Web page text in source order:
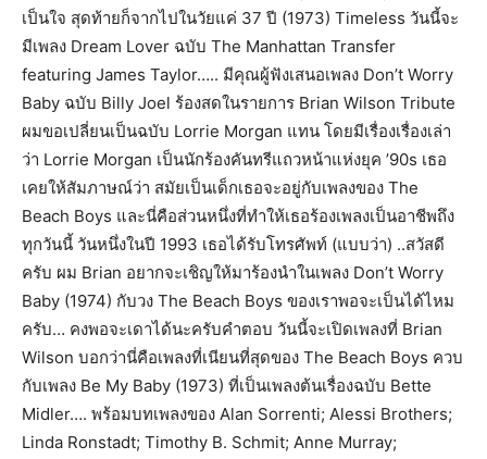
เป็นใจ สุดท้ายก็จากไปในวัยแค่ 37 ปี (1973) Timeless วันนี้จะ
มีเพลง Dream Lover ฉบับ The Manhattan Transfer
featuring James Taylor….. มีคุณผู้ฟังเสนอเพลง Don’t Worry
Baby ฉบับ Billy Joel ร้องสดในรายการ Brian Wilson Tribute
ผมขอเปลี่ยนเป็นฉบับ Lorrie Morgan แทน โดยมีเรื่องเรื่องเล่า
ว่า Lorrie Morgan เป็นนักร้องคันทรีแถวหน้าแห่งยุค ’90s เธอ
เคยให้สัมภาษณ์ว่า สมัยเป็นเด็กเธอจะอยู่กับเพลงของ The
Beach Boys และนี่คือส่วนหนึ่งที่ทำให้เธอร้องเพลงเป็นอาชีพถึง
ทุกวันนี้ วันหนึ่งในปี 1993 เธอได้รับโทรศัพท์ (แบบว่า) ..สวัสดี
ครับ ผม Brian อยากจะเชิญให้มาร้องนำในเพลง Don’t Worry
Baby (1974) กับวง The Beach Boys ของเราพอจะเป็นได้ไหม
ครับ… คงพอจะเดาได้นะครับคำตอบ วันนี้จะเปิดเพลงที่ Brian
Wilson บอกว่านี่คือเพลงที่เนียนที่สุดของ The Beach Boys ควบ
กับเพลง Be My Baby (1973) ที่เป็นเพลงต้นเรื่องฉบับ Bette
Midler…. พร้อมบทเพลงของ Alan Sorrenti; Alessi Brothers;
Linda Ronstadt; Timothy B. Schmit; Anne Murray;